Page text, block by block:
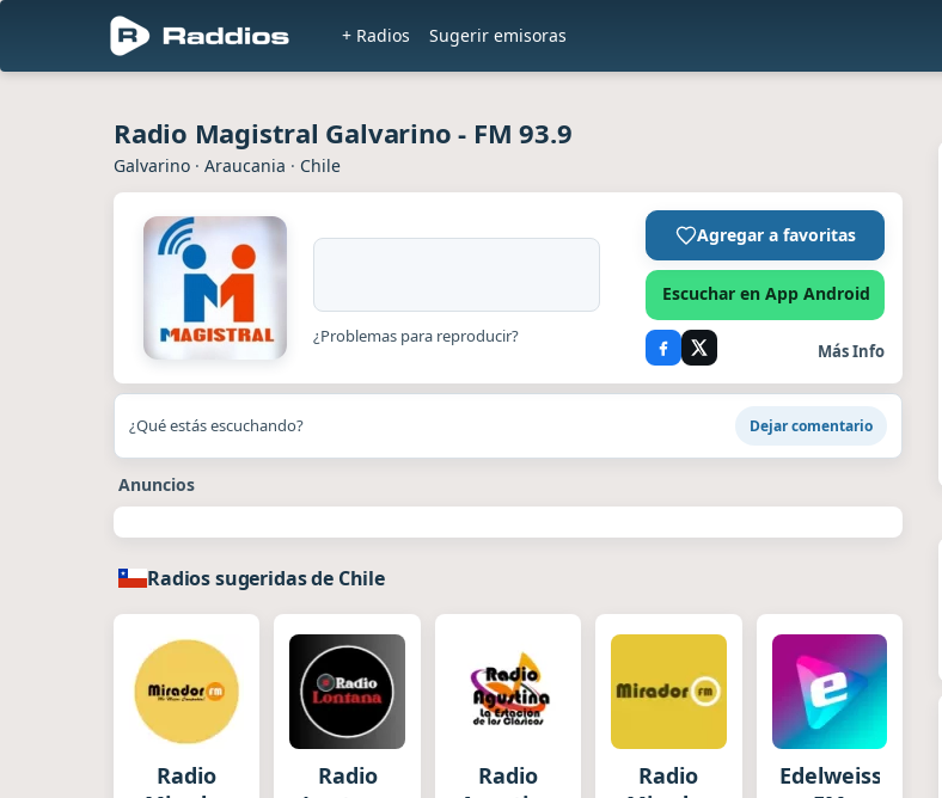
+ Radios Sugerir emisoras
Radio Magistral Galvarino - FM 93.9
Galvarino · Araucania · Chile
¿Problemas para reproducir?
Agregar a favoritas
Escuchar en App Android
Más Info
¿Qué estás escuchando? Dejar comentario
Anuncios
Radios sugeridas de Chile
Radio
Radio
Radio
Radio
Edelweiss